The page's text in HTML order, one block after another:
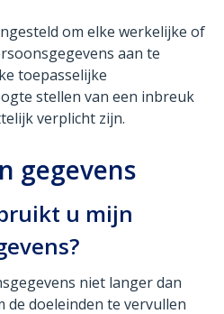
om elke werkelijke of
aan te
toepasselijke
stellen van een inbreuk
verplicht zijn.
gegevens
u mijn
niet langer dan
de doeleinden te vervullen